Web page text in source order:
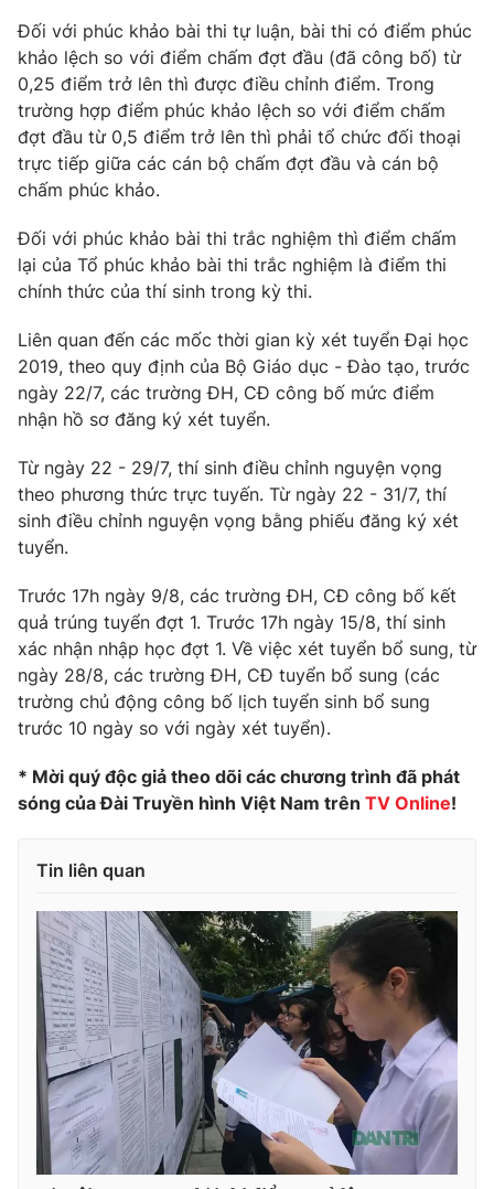
Thị trường
Tư vấn
Lịch phát sóng
Chuyên mục khác
Emagazine Podcast
Photo Infographic
Video Shorts video
VTV Money VTV Thể thao
VTV Sức khoẻ Bất động sản
Thị trường 24h Tấm lòng Việt
VTV4
VTV9 VTV8
Liên hệ tòa soạn English
THỜI BÁO VTV
Theo dõi báo trên
Cơ quan chủ quản:Đài Truyền hình Việt Nam
Cơ quan báo chí: Thời báo VTV
Giấy phép hoạt động báo in và báo điện tử số 483/GP-BTTTT
cấp ngày 29/12/2023
Tổng Biên tập:Vũ Thanh Thủy
Phó Tổng Biên tập: Nguyễn Thị Mỹ Hạnh, Phạm Quốc Thắng,
Nguyễn Trọng Ninh
Tổng đài VTV: 024.38 355 931 - 024.38 355 932
Đối với phúc khảo bài thi tự luận, bài thi có điểm phúc
khảo lệch so với điểm chấm đợt đầu (đã công bố) từ
0,25 điểm trở lên thì được điều chỉnh điểm. Trong
trường hợp điểm phúc khảo lệch so với điểm chấm
đợt đầu từ 0,5 điểm trở lên thì phải tổ chức đối thoại
trực tiếp giữa các cán bộ chấm đợt đầu và cán bộ
chấm phúc khảo.
Đối với phúc khảo bài thi trắc nghiệm thì điểm chấm
lại của Tổ phúc khảo bài thi trắc nghiệm là điểm thi
chính thức của thí sinh trong kỳ thi.
Liên quan đến các mốc thời gian kỳ xét tuyển Đại học
2019, theo quy định của Bộ Giáo dục - Đào tạo, trước
ngày 22/7, các trường ĐH, CĐ công bố mức điểm
nhận hồ sơ đăng ký xét tuyển.
Từ ngày 22 - 29/7, thí sinh điều chỉnh nguyện vọng
theo phương thức trực tuyến. Từ ngày 22 - 31/7, thí
sinh điều chỉnh nguyện vọng bằng phiếu đăng ký xét
tuyển.
Trước 17h ngày 9/8, các trường ĐH, CĐ công bố kết
quả trúng tuyển đợt 1. Trước 17h ngày 15/8, thí sinh
xác nhận nhập học đợt 1. Về việc xét tuyển bổ sung, từ
ngày 28/8, các trường ĐH, CĐ tuyển bổ sung (các
trường chủ động công bố lịch tuyển sinh bổ sung
trước 10 ngày so với ngày xét tuyển).
* Mời quý độc giả theo dõi các chương trình đã phát
sóng của Đài Truyền hình Việt Nam trên TV Online!
Tin liên quan